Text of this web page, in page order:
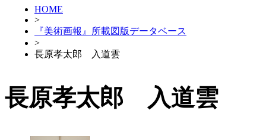
HOME
>
『美術画報』所載図版データベース
>
長原孝太郎 入道雲
長原孝太郎 入道雲